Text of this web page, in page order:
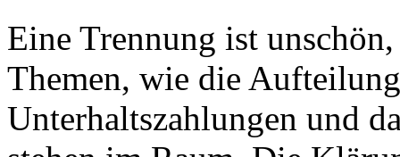
Eine Trennung ist
Themen, wie die
Unterhaltszahlungen und